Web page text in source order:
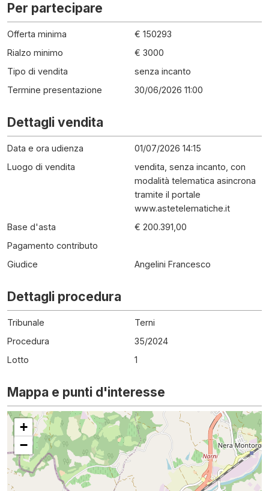
Per partecipare
Offerta minima
€ 150293
Rialzo minimo
€ 3000
Tipo di vendita
senza incanto
Termine presentazione
30/06/2026 11:00
Dettagli vendita
Data e ora udienza
01/07/2026 14:15
Luogo di vendita
vendita, senza incanto, con
modalità telematica asincrona
tramite il portale
www.astetelematiche.it
Base d'asta
€ 200.391,00
Pagamento contributo
Giudice
Angelini Francesco
Dettagli procedura
Tribunale
Terni
Procedura
35/2024
Lotto
1
Mappa e punti d'interesse
+
−